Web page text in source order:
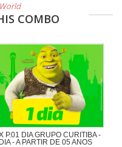
COMBO
P.01 DIA GRUPO CURITIBA -
- A PARTIR DE 05 ANOS